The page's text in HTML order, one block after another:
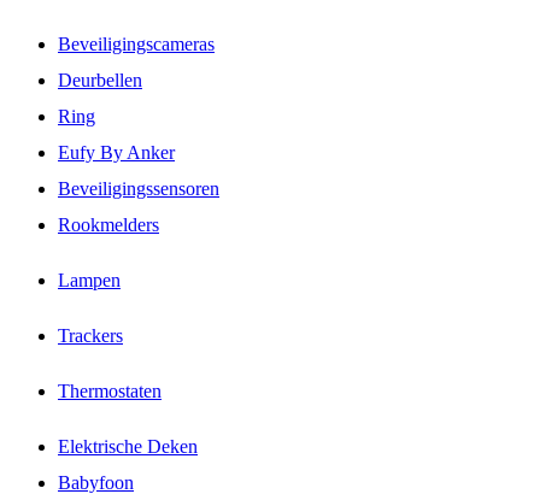
Beveiligingscameras
Deurbellen
Ring
Eufy By Anker
Beveiligingssensoren
Rookmelders
Lampen
Trackers
Thermostaten
Elektrische Deken
Babyfoon